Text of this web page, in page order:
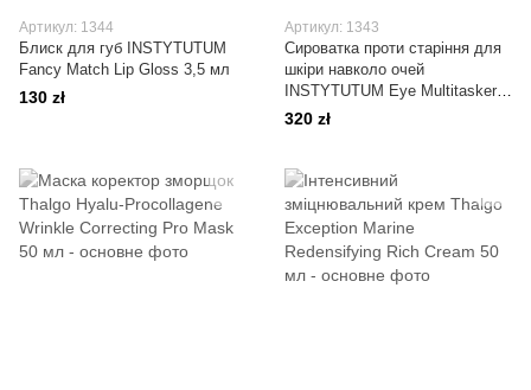
Артикул: 1344
Блиск для губ INSTYTUTUM
Fancy Match Lip Gloss 3,5 мл
130 zł
Артикул: 1343
Сироватка проти старіння для
шкіри навколо очей
INSTYTUTUM Eye Multitasker
Retinol Serum 15 мл
320 zł